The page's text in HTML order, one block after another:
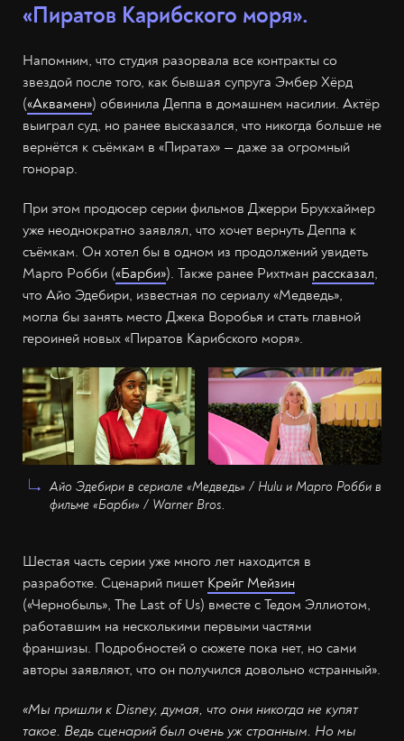
«Пиратов Карибского моря».
Напомним, что студия разорвала все контракты со
звездой после того, как бывшая супруга Эмбер Хёрд
(«Аквамен») обвинила Деппа в домашнем насилии. Актёр
выиграл суд, но ранее высказался, что никогда больше не
вернётся к съёмкам в «Пиратах» — даже за огромный
гонорар.
При этом продюсер серии фильмов Джерри Брукхаймер
уже неоднократно заявлял, что хочет вернуть Деппа к
съёмкам. Он хотел бы в одном из продолжений увидеть
Марго Робби («Барби»). Также ранее Рихтман рассказал,
что Айо Эдебири, известная по сериалу «Медведь»,
могла бы занять место Джека Воробья и стать главной
героиней новых «Пиратов Карибского моря».
Айо Эдебири в сериале «Медведь» / Hulu и Марго Робби в
фильме «Барби» / Warner Bros.
Шестая часть серии уже много лет находится в
разработке. Сценарий пишет Крейг Мейзин
(«Чернобыль», The Last of Us) вместе с Тедом Эллиотом,
работавшим на несколькими первыми частями
франшизы. Подробностей о сюжете пока нет, но сами
авторы заявляют, что он получился довольно «странный».
«Мы пришли к Disney, думая, что они никогда не купят
такое. Ведь сценарий был очень уж странным. Но мы